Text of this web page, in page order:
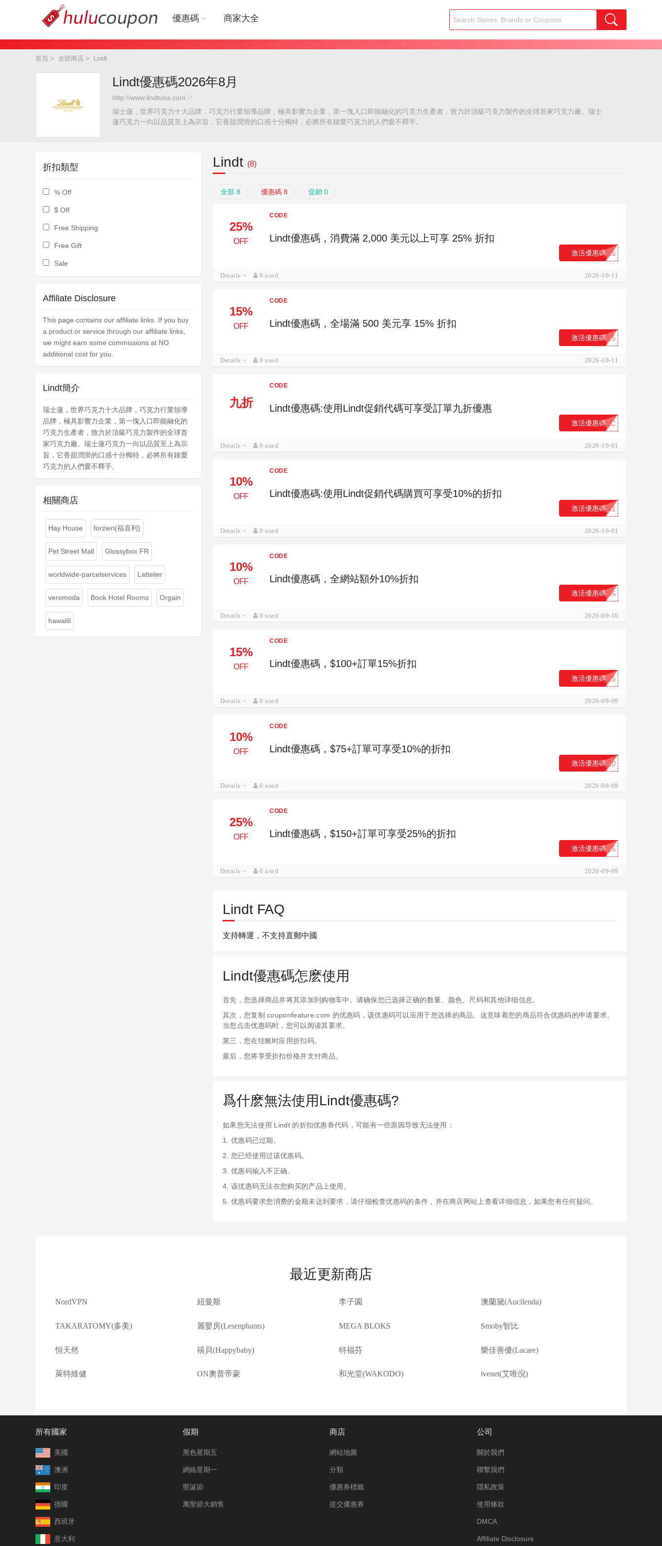
優惠碼 商家大全
首頁 > 全部商店 > Lindt
Lindt優惠碼2026年8月
http://www.lindtusa.com
瑞士蓮，世界巧克力十大品牌，巧克力行業領導品牌，極具影響力企業，第一塊入口即能融化的巧克力生產者，致力於頂級巧克力製作的全球首家巧克力廠。瑞士
蓮巧克力一向以品質至上為宗旨，它香甜潤滑的口感十分獨特，必將所有鍾愛巧克力的人們愛不釋手。
Lindt (8)
全部 8 優惠碼 8 促銷 0
25%
OFF
CODE
Lindt優惠碼，消費滿 2,000 美元以上可享 25% 折扣
...25
激活優惠碼
Details 0 used 2026-10-11
15%
OFF
CODE
Lindt優惠碼，全場滿 500 美元享 15% 折扣
...15
激活優惠碼
Details 0 used 2026-10-11
九折
CODE
Lindt優惠碼:使用Lindt促銷代碼可享受訂單九折優惠
...NC
激活優惠碼
Details 0 used 2026-10-01
10%
OFF
CODE
Lindt優惠碼:使用Lindt促銷代碼購買可享受10%的折扣
...01
激活優惠碼
Details 0 used 2026-10-01
10%
OFF
CODE
Lindt優惠碼，全網站額外10%折扣
...S5
激活優惠碼
Details 0 used 2026-09-16
15%
OFF
CODE
Lindt優惠碼，$100+訂單15%折扣
...15
激活優惠碼
Details 0 used 2026-09-09
10%
OFF
CODE
Lindt優惠碼，$75+訂單可享受10%的折扣
...10
激活優惠碼
Details 0 used 2026-09-09
25%
OFF
CODE
Lindt優惠碼，$150+訂單可享受25%的折扣
...25
激活優惠碼
Details 0 used 2026-09-09
Lindt FAQ
支持轉運，不支持直郵中國
Lindt優惠碼怎麽使用
首先，您选择商品并将其添加到购物车中。请确保您已选择正确的数量、颜色、尺码和其他详细信息。
其次，您复制 couponfeature.com 的优惠码，该优惠码可以应用于您选择的商品。这意味着您的商品符合优惠码的申请要求。
当您点击优惠码时，您可以阅读其要求。
第三，您在结账时应用折扣码。
最后，您将享受折扣价格并支付商品。
爲什麽無法使用Lindt優惠碼?
如果您无法使用 Lindt 的折扣优惠券代码，可能有一些原因导致无法使用：
1. 优惠码已过期。
2. 您已经使用过该优惠码。
3. 优惠码输入不正确。
4. 该优惠码无法在您购买的产品上使用。
5. 优惠码要求您消费的金额未达到要求，请仔细检查优惠码的条件，并在商店网站上查看详细信息，如果您有任何疑问。
折扣類型
% Off
$ Off
Free Shipping
Free Gift
Sale
Affiliate Disclosure
This page contains our affiliate links. If you buy
a product or service through our affiliate links,
we might earn some commissions at NO
additional cost for you.
Lindt簡介
瑞士蓮，世界巧克力十大品牌，巧克力行業領導
品牌，極具影響力企業，第一塊入口即能融化的
巧克力生產者，致力於頂級巧克力製作的全球首
家巧克力廠。瑞士蓮巧克力一向以品質至上為宗
旨，它香甜潤滑的口感十分獨特，必將所有鍾愛
巧克力的人們愛不釋手。
相關商店
Hay House forzieri(福喜利)
Pet Street Mall Glossybox FR
worldwide-parcelservices Lattelier
veromoda Book Hotel Rooms Orgain
hawalili
最近更新商店
NordVPN 紐曼斯 李子園 澳蘭黛(Aocilenda)
TAKARATOMY(多美) 麗嬰房(Lesenphants) MEGA BLOKS Smoby智比
恒天然 禧貝(Happybaby) 特福芬 樂佳善優(Lacare)
萊特維健 ON奧普帝蒙 和光堂(WAKODO) ivenet(艾唯倪)
所有國家
美國
澳洲
印度
德國
西班牙
意大利
假期
黑色星期五
網絡星期一
聖誕節
萬聖節大銷售
商店
網站地圖
分類
優惠券標籤
提交優惠券
公司
關於我們
聯繫我們
隱私政策
使用條款
DMCA
Affiliate Disclosure